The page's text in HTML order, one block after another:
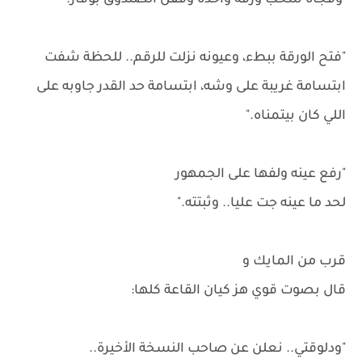
"فتح الورقة ببطء، وعيونه نزلت للرقم.. للحظة شفت
ابتسامة غريبة على وشه، ابتسامة حد القدر جاوبه على
اللي كان بيتمناه."
"رفع عينه ولفها على الجمهور
لحد ما عينه جت عليا.. وثبتته."
قرب من المايك و
قال بصوت قوي هز كيان القاعة كلها:
"ودلوقتي.. نعلن عن صاحب النسخة الأخيرة..